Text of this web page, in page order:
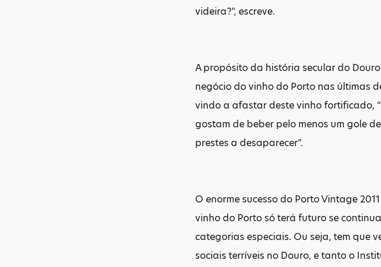
videira?", escreve.
A propósito da história secular do
negócio do vinho do Porto nas últimas
vindo a afastar deste vinho fortificado,
gostam de beber pelo menos um gole
prestes a desaparecer”.
O enorme sucesso do Porto Vintage
vinho do Porto só terá futuro se
categorias especiais. Ou seja, tem que
sociais terríveis no Douro, e tanto o